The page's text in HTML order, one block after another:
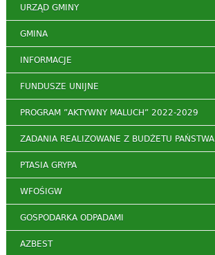
URZĄD GMINY
GMINA
INFORMACJE
FUNDUSZE UNIJNE
PROGRAM ”AKTYWNY MALUCH” 2022-2029
ZADANIA REALIZOWANE Z BUDŻETU PAŃSTWA
PTASIA GRYPA
WFOŚIGW
GOSPODARKA ODPADAMI
AZBEST